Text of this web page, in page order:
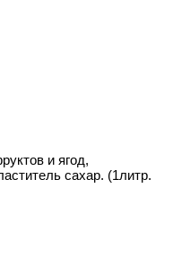
и ягод,
сахар. (1литр.